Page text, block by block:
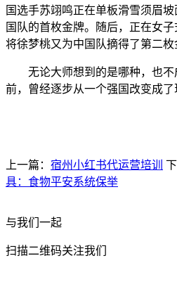
国选手苏翊鸣正在单板滑雪须眉
国队的首枚金牌。随后，正在女
将徐梦桃又为中国队摘得了第二枚
无论大师想到的是哪种，也不
前，曾经逐步从一个强国改变成了
上一篇： 宿州小红书代运营培训
具：食物平安系统保举
与我们一起
扫描二维码关注我们